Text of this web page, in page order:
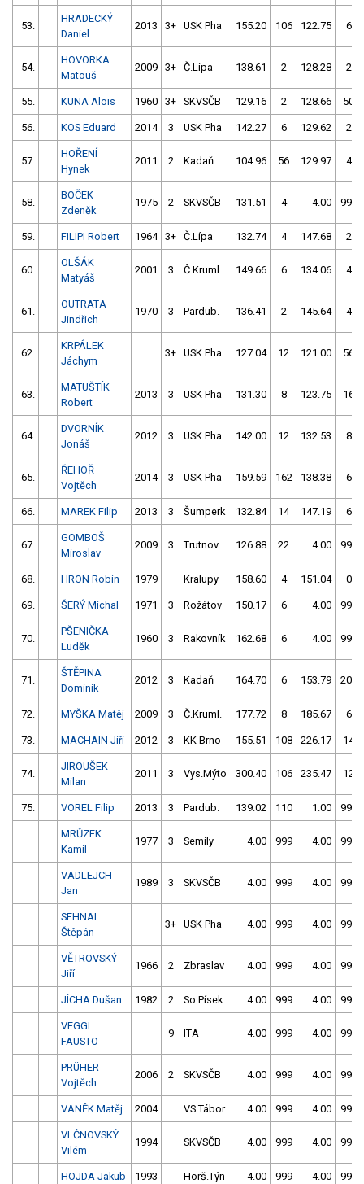
53.
HRADECKÝ
Daniel
2013 3+ USK Pha 155.20 106 122.75 6
54.
HOVORKA
Matouš
2009 3+ Č.Lípa 138.61 2 128.28 2
55. KUNA Alois 1960 3+ SKVSČB 129.16 2 128.66 50
56. KOS Eduard 2014 3 USK Pha 142.27 6 129.62 2
57.
HOŘENÍ
Hynek
2011 2 Kadaň 104.96 56 129.97 4
58.
BOČEK
Zdeněk
1975 2 SKVSČB 131.51 4 4.00 999
59. FILIPI Robert 1964 3+ Č.Lípa 132.74 4 147.68 2
60.
OLŠÁK
Matyáš
2001 3 Č.Kruml. 149.66 6 134.06 4
61.
OUTRATA
Jindřich
1970 3 Pardub. 136.41 2 145.64 4
62.
KRPÁLEK
Jáchym
3+ USK Pha 127.04 12 121.00 56
63.
MATUŠTÍK
Robert
2013 3 USK Pha 131.30 8 123.75 16
64.
DVORNÍK
Jonáš
2012 3 USK Pha 142.00 12 132.53 8
65.
ŘEHOŘ
Vojtěch
2014 3 USK Pha 159.59 162 138.38 6
66. MAREK Filip 2013 3 Šumperk 132.84 14 147.19 6
67.
GOMBOŠ
Miroslav
2009 3 Trutnov 126.88 22 4.00 999
68. HRON Robin 1979 Kralupy 158.60 4 151.04 0
69. ŠERÝ Michal 1971 3 Rožátov 150.17 6 4.00 999
70.
PŠENIČKA
Luděk
1960 3 Rakovník 162.68 6 4.00 999
71.
ŠTĚPINA
Dominik
2012 3 Kadaň 164.70 6 153.79 206
72. MYŠKA Matěj 2009 3 Č.Kruml. 177.72 8 185.67 6
73. MACHAIN Jiří 2012 3 KK Brno 155.51 108 226.17 14
74.
JIROUŠEK
Milan
2011 3 Vys.Mýto 300.40 106 235.47 12
75. VOREL Filip 2013 3 Pardub. 139.02 110 1.00 999
MRŮZEK
Kamil
1977 3 Semily 4.00 999 4.00 999
VADLEJCH
Jan
1989 3 SKVSČB 4.00 999 4.00 999
SEHNAL
Štěpán
3+ USK Pha 4.00 999 4.00 999
VĚTROVSKÝ
Jiří
1966 2 Zbraslav 4.00 999 4.00 999
JÍCHA Dušan 1982 2 So Písek 4.00 999 4.00 999
VEGGI
FAUSTO
9 ITA 4.00 999 4.00 999
PRÜHER
Vojtěch
2006 2 SKVSČB 4.00 999 4.00 999
VANĚK Matěj 2004 VS Tábor 4.00 999 4.00 999
VLČNOVSKÝ
Vilém
1994 SKVSČB 4.00 999 4.00 999
HOJDA Jakub 1993 Horš.Týn 4.00 999 4.00 999